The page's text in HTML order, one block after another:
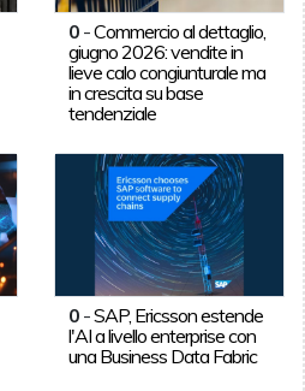
0 -Commercio al dettaglio,
giugno 2026: vendite in
lieve calo congiunturale ma
in crescita su base
tendenziale
0 -SAP, Ericsson estende
l'AI a livello enterprise con
una Business Data Fabric